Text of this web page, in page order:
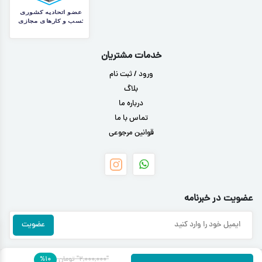
"۲,۰۰۰,۰۰۰" تومان ۱۰%
خدمات مشتریان
ورود / ثبت نام
بلاگ
درباره ما
تماس با ما
قوانین مرجوعی
عضویت در خبرنامه